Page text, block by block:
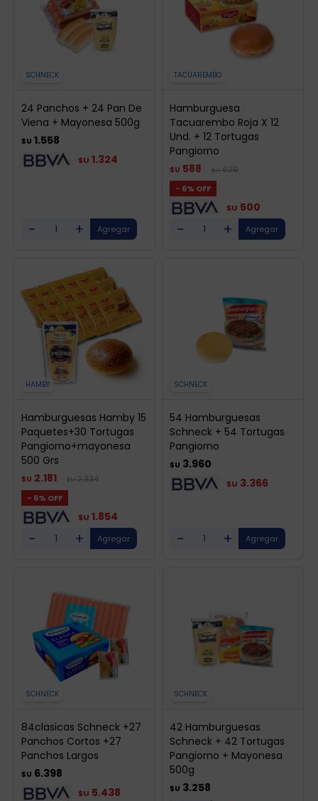
SCHNECK
24 Panchos + 24 Pan De
Viena + Mayonesa 500g
$U 1.558
$U 1.324
- +
TACUAREMBO
Hamburguesa
Tacuarembo Roja X 12
Und. + 12 Tortugas
Pangiorno
$U 588 $U 629
6
$U 500
- +
HAMBY
Hamburguesas Hamby 15
Paquetes+30 Tortugas
Pangiorno+mayonesa
500 Grs
$U 2.181 $U 2.334
6
$U 1.854
- +
SCHNECK
54 Hamburguesas
Schneck + 54 Tortugas
Pangiorno
$U 3.960
$U 3.366
- +
SCHNECK
84clasicas Schneck +27
Panchos Cortos +27
Panchos Largos
$U 6.398
$U 5.438
SCHNECK
42 Hamburguesas
Schneck + 42 Tortugas
Pangiorno + Mayonesa
500g
$U 3.258